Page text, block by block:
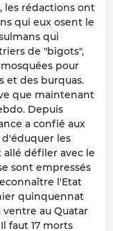
les rédactions ont
qui eux osent le
qui
de "bigots",
pour
et des burquas.
que maintenant
Depuis
a confié aux
les
défiler avec le
sont empressés
l'Etat
quinquennat
ventre au Quatar
faut 17 morts